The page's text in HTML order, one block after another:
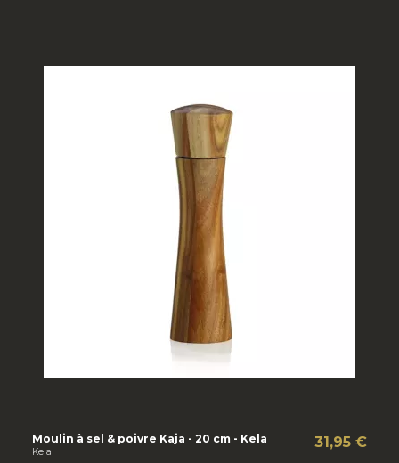
Moulin à sel & poivre Kaja - 20 cm - Kela
Kela
31,95 €